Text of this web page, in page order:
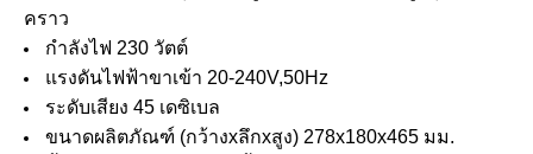
คราว
กำลังไฟ 230 วัตต์
แรงดันไฟฟ้าขาเข้า 20-240V,50Hz
ระดับเสียง 45 เดซิเบล
ขนาดผลิตภัณฑ์ (กว้างxลึกxสูง) 278x180x465 มม.